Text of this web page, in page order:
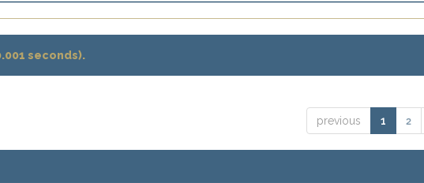
seconds).
previous 1 2